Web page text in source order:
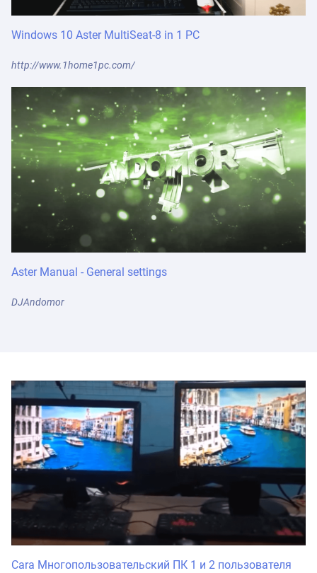
Windows 10 Aster MultiSeat-8 in 1 PC
http://www.1home1pc.com/
Aster Manual - General settings
DJAndomor
Cara Многопользовательский ПК 1 и 2 пользователя